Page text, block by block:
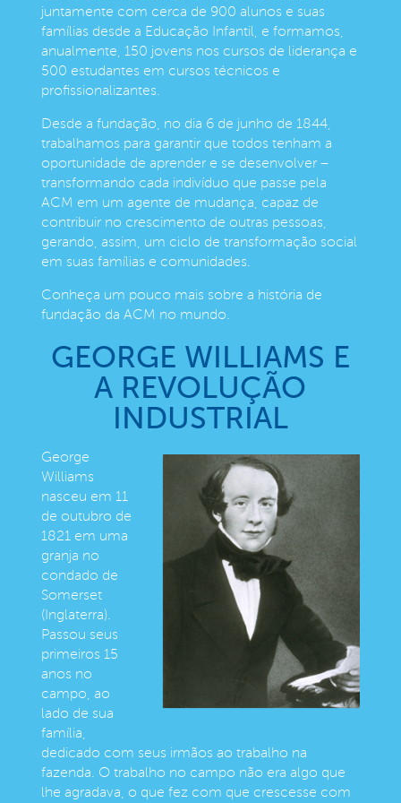
juntamente com cerca de 900 alunos e suas
famílias desde a Educação Infantil, e formamos,
anualmente, 150 jovens nos cursos de liderança e
500 estudantes em cursos técnicos e
profissionalizantes.
Desde a fundação, no dia 6 de junho de 1844,
trabalhamos para garantir que todos tenham a
oportunidade de aprender e se desenvolver –
transformando cada indivíduo que passe pela
ACM em um agente de mudança, capaz de
contribuir no crescimento de outras pessoas,
gerando, assim, um ciclo de transformação social
em suas famílias e comunidades.
Conheça um pouco mais sobre a história de
fundação da ACM no mundo.
GEORGE WILLIAMS E
A REVOLUÇÃO
INDUSTRIAL
George
Williams
nasceu em 11
de outubro de
1821 em uma
granja no
condado de
Somerset
(Inglaterra).
Passou seus
primeiros 15
anos no
campo, ao
lado de sua
família,
dedicado com seus irmãos ao trabalho na
fazenda. O trabalho no campo não era algo que
lhe agradava, o que fez com que crescesse com